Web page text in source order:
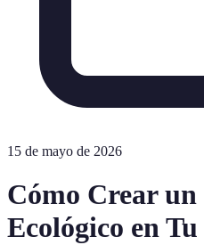
15 de mayo de 2026
Cómo Crear un
Ecológico en Tu